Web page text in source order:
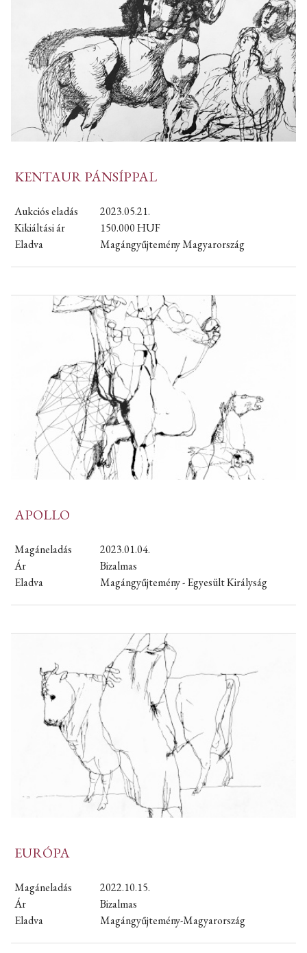
KENTAUR PÁNSÍPPAL
Aukciós eladás
2023.05.21.
Kikiáltási ár
150.000HUF
Eladva
Magángyűjtemény Magyarország
APOLLO
Magáneladás
2023.01.04.
Ár
Bizalmas
Eladva
Magángyűjtemény - Egyesült Királyság
EURÓPA
Magáneladás
2022.10.15.
Ár
Bizalmas
Eladva
Magángyűjtemény-Magyarország